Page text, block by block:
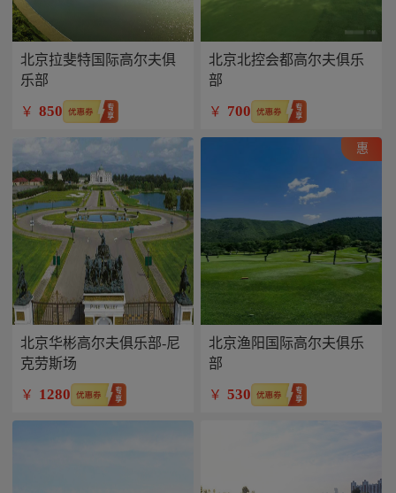
北京拉斐特国际高尔夫俱
乐部
￥ 850
北京北控会都高尔夫俱乐
部
￥ 700
北京华彬高尔夫俱乐部-尼
克劳斯场
￥ 1280
惠
北京渔阳国际高尔夫俱乐
部
￥ 530